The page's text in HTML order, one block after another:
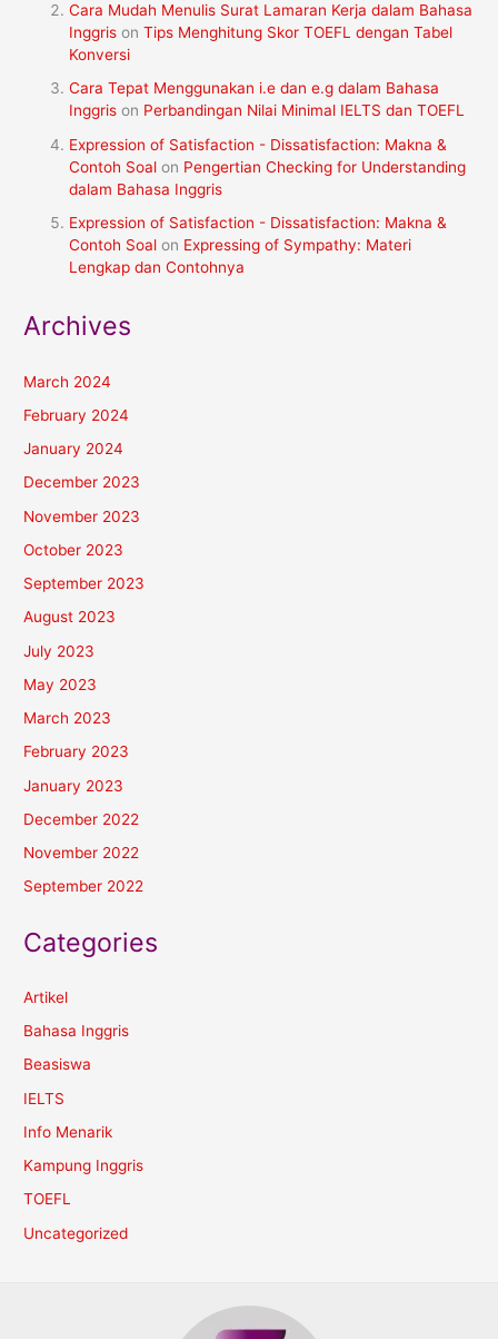
Cara Mudah Menulis Surat Lamaran Kerja dalam Bahasa
Inggris onTips Menghitung Skor TOEFL dengan Tabel
Konversi
Cara Tepat Menggunakan i.e dan e.g dalam Bahasa
Inggris on Perbandingan Nilai Minimal IELTS dan TOEFL
Expression of Satisfaction - Dissatisfaction: Makna &
Contoh Soal on Pengertian Checking for Understanding
dalam Bahasa Inggris
Expression of Satisfaction - Dissatisfaction: Makna &
Contoh Soal on Expressing of Sympathy: Materi
Lengkap dan Contohnya
Archives
March 2024
February 2024
January 2024
December 2023
November 2023
October 2023
September 2023
August 2023
July 2023
May 2023
March 2023
February 2023
January 2023
December 2022
November 2022
September 2022
Categories
Artikel
Bahasa Inggris
Beasiswa
IELTS
Info Menarik
Kampung Inggris
TOEFL
Uncategorized